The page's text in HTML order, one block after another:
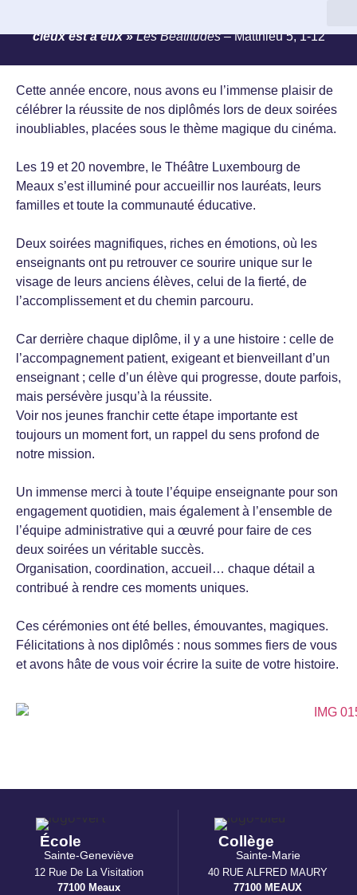
cieux est à eux »Les Béatitudes –Matthieu 5, 1-12
Cette année encore, nous avons eu l’immense plaisir de
célébrer la réussite de nos diplômés lors de deux soirées
inoubliables, placées sous le thème magique du cinéma.
Les 19 et 20 novembre, le Théâtre Luxembourg de
Meaux s’est illuminé pour accueillir nos lauréats, leurs
familles et toute la communauté éducative.
Deux soirées magnifiques, riches en émotions, où les
enseignants ont pu retrouver ce sourire unique sur le
visage de leurs anciens élèves, celui de la fierté, de
l’accomplissement et du chemin parcouru.
Car derrière chaque diplôme, il y a une histoire : celle de
l’accompagnement patient, exigeant et bienveillant d’un
enseignant ; celle d’un élève qui progresse, doute parfois,
mais persévère jusqu’à la réussite.
Voir nos jeunes franchir cette étape importante est
toujours un moment fort, un rappel du sens profond de
notre mission.
Un immense merci à toute l’équipe enseignante pour son
engagement quotidien, mais également à l’ensemble de
l’équipe administrative qui a œuvré pour faire de ces
deux soirées un véritable succès.
Organisation, coordination, accueil… chaque détail a
contribué à rendre ces moments uniques.
Ces cérémonies ont été belles, émouvantes, magiques.
Félicitations à nos diplômés : nous sommes fiers de vous
et avons hâte de vous voir écrire la suite de votre histoire.
École
Sainte-Geneviève
12 Rue De La Visitation
77100 Meaux
Collège
Sainte-Marie
40 RUE ALFRED MAURY
77100 MEAUX